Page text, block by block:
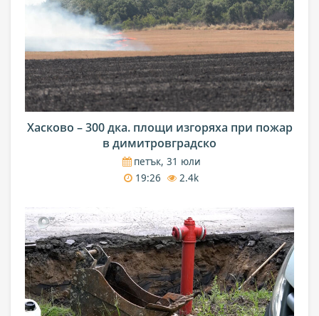
Хасково – 300 дка. площи изгоряха при пожар
в димитровградско
петък, 31 юли
19:26
2.4k